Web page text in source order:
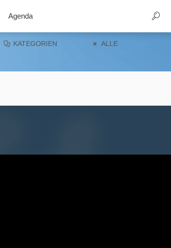
Agenda
KATEGORIEN ALLE